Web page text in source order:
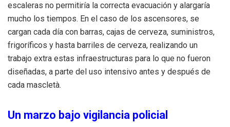
escaleras no permitiría la correcta evacuación y alargaría
mucho los tiempos. En el caso de los ascensores, se
cargan cada día con barras, cajas de cerveza, suministros,
frigoríficos y hasta barriles de cerveza, realizando un
trabajo extra estas infraestructuras para lo que no fueron
diseñadas, a parte del uso intensivo antes y después de
cada mascletà.
Un marzo bajo vigilancia policial